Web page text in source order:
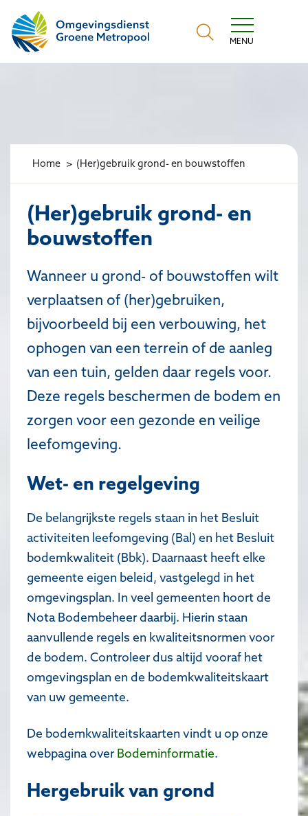
Omgevingsdienst Groene Metropool
MENU
Home (Her)gebruik grond- en bouwstoffen
(Her)gebruik grond- en
bouwstoffen
Wanneer u grond- of bouwstoffen wilt
verplaatsen of (her)gebruiken,
bijvoorbeeld bij een verbouwing, het
ophogen van een terrein of de aanleg
van een tuin, gelden daar regels voor.
Deze regels beschermen de bodem en
zorgen voor een gezonde en veilige
leefomgeving.
Wet- en regelgeving
De belangrijkste regels staan in het Besluit
activiteiten leefomgeving (Bal) en het Besluit
bodemkwaliteit (Bbk). Daarnaast heeft elke
gemeente eigen beleid, vastgelegd in het
omgevingsplan. In veel gemeenten hoort de
Nota Bodembeheer daarbij. Hierin staan
aanvullende regels en kwaliteitsnormen voor
de bodem. Controleer dus altijd vooraf het
omgevingsplan en de bodemkwaliteitskaart
van uw gemeente.
De bodemkwaliteitskaarten vindt u op onze
webpagina overBodeminformatie.
Hergebruik van grond